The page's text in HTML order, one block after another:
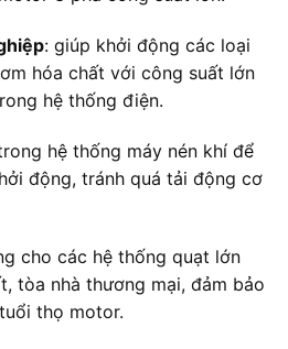
: giúp khởi động các loại
hóa chất với công suất lớn
hệ thống điện.
hệ thống máy nén khí để
động, tránh quá tải động cơ
cho các hệ thống quạt lớn
tòa nhà thương mại, đảm bảo
thọ motor.